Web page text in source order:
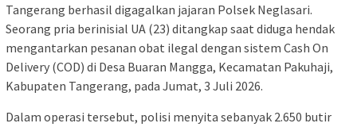
Tangerang berhasil digagalkan jajaran Polsek Neglasari.
Seorang pria berinisial UA (23) ditangkap saat diduga hendak
mengantarkan pesanan obat ilegal dengan sistem Cash On
Delivery (COD) di Desa Buaran Mangga, Kecamatan Pakuhaji,
Kabupaten Tangerang, pada Jumat, 3 Juli 2026.
Dalam operasi tersebut, polisi menyita sebanyak 2.650 butir